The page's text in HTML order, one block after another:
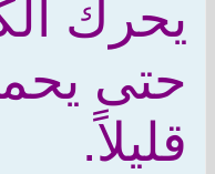
يحرك
حتى
قليلاً.